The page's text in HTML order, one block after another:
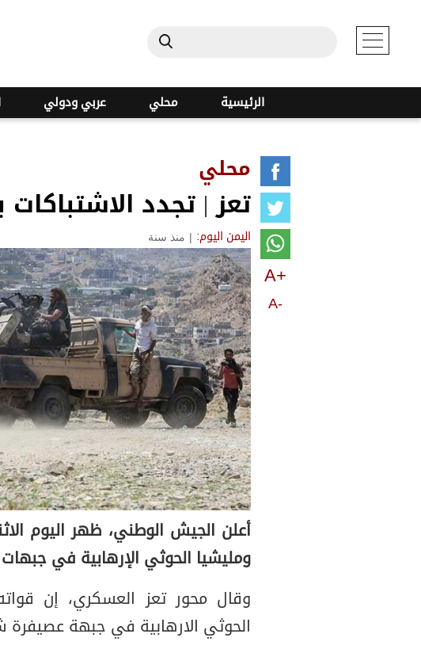
الرئيسية محلي عربي ودولي
محلي
تعز | تجدد
اليمن اليوم: | منذ سنة
A+
A-
أعلن الجيش الوطني، ظهر اليوم
ومليشيا الحوثي الإرهابية في
وقال محور تعز العسكري، إن
الحوثي الارهابية في جبهة عصيفرة